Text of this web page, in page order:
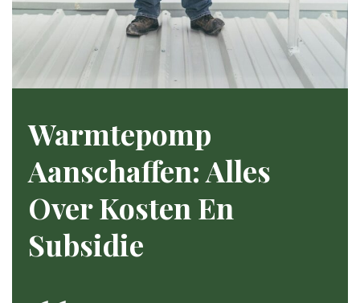
Warmtepomp
Aanschaffen: Alles
Over Kosten En
Subsidie